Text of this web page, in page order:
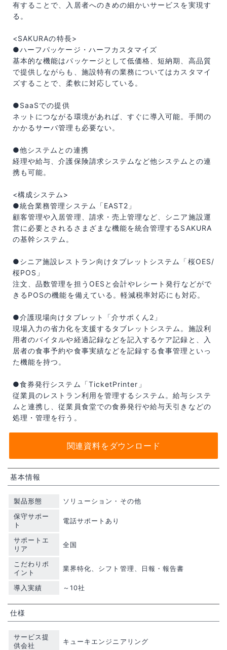
有することで、入居者へのきめの細かいサービスを実現す
る。
<SAKURAの特長>
●ハーフパッケージ・ハーフカスタマイズ
基本的な機能はパッケージとして低価格、短納期、高品質
で提供しながらも、施設特有の業務についてはカスタマイ
ズすることで、柔軟に対応している。
●SaaSでの提供
ネットにつながる環境があれば、すぐに導入可能。手間の
かかるサーバ管理も必要ない。
●他システムとの連携
経理や給与、介護保険請求システムなど他システムとの連
携も可能。
<構成システム>
●統合業務管理システム「EAST2」
顧客管理や入居管理、請求・売上管理など、シニア施設運
営に必要とされるさまざまな機能を統合管理するSAKURA
の基幹システム。
●シニア施設レストラン向けタブレットシステム「桜OES/
桜POS」
注文、品数管理を担うOESと会計やレシート発行などがで
きるPOSの機能を備えている。軽減税率対応にも対応。
●介護現場向けタブレット「介サポくん2」
現場入力の省力化を支援するタブレットシステム。施設利
用者のバイタルや経過記録などを記入するケア記録と、入
居者の食事予約や食事実績などを記録する食事管理といっ
た機能を持つ。
●食券発行システム「TicketPrinter」
従業員のレストラン利用を管理するシステム。給与システ
ムと連携し、従業員食堂での食券発行や給与天引きなどの
処理・管理を行う。
関連資料をダウンロード
基本情報
製品形態
ソリューション・その他
保守サポー
ト
電話サポートあり
サポートエ
リア
全国
こだわりポ
イント
業界特化、シフト管理、日報・報告書
導入実績 ～10社
仕様
サービス提
供会社
キューキエンジニアリング